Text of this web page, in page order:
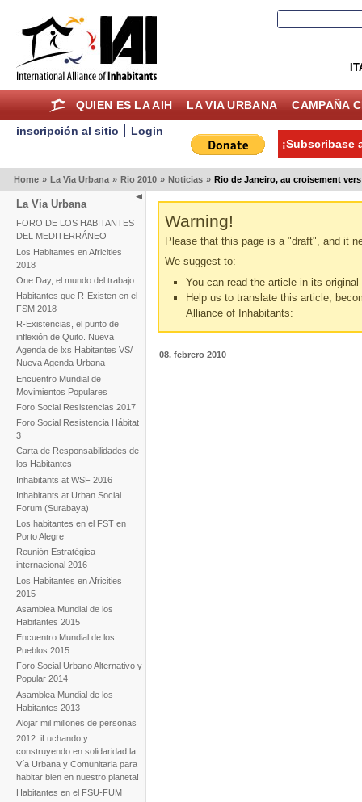
QUIEN ES LA AIH LA VIA URBANA CAMPAÑA
inscripción al sitio
Login
¡Subscribase
Home » La Via Urbana » Rio 2010 » Noticias » Rio de Janeiro, au croisement
La Via Urbana
FORO DE LOS HABITANTES
DEL MEDITERRÁNEO
Los Habitantes en Africities
2018
One Day, el mundo del trabajo
Habitantes que R-Existen en el
FSM 2018
R-Existencias, el punto de
inflexión de Quito. Nueva
Agenda de lxs Habitantes VS/
Nueva Agenda Urbana
Encuentro Mundial de
Movimientos Populares
Foro Social Resistencias 2017
Foro Social Resistencia Hábitat
3
Carta de Responsabilidades de
los Habitantes
Inhabitants at WSF 2016
Inhabitants at Urban Social
Forum (Surabaya)
Los habitantes en el FST en
Porto Alegre
Reunión Estratégica
internacional 2016
Los Habitantes en Africities
2015
Asamblea Mundial de los
Habitantes 2015
Encuentro Mundial de los
Pueblos 2015
Foro Social Urbano Alternativo y
Popular 2014
Asamblea Mundial de los
Habitantes 2013
Alojar mil millones de personas
2012: iLuchando y
construyendo en solidaridad la
Vía Urbana y Comunitaria para
habitar bien en nuestro planeta!
Habitantes en el FSU-FUM
Warning!
Please that this page is a "draft", and it
We suggest to:
You can read the article in its original
Help us to translate this article,
Alliance of Inhabitants:
08. febrero 2010